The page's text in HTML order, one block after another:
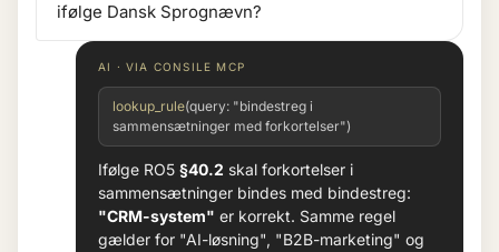
ifølge Dansk Sprognævn?
AI · VIA CONSILE MCP
lookup_rule(query: "bindestreg i
sammensætninger med forkortelser")
Ifølge RO5 §40.2 skal forkortelser i
sammensætninger bindes med bindestreg:
"CRM-system" er korrekt. Samme regel
gælder for "AI-løsning", "B2B-marketing" og